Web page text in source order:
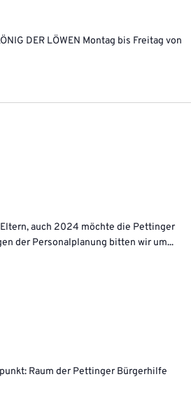
DER LÖWEN Montag bis Freitag von
auch 2024 möchte die Pettinger
der Personalplanung bitten wir um...
Raum der Pettinger Bürgerhilfe